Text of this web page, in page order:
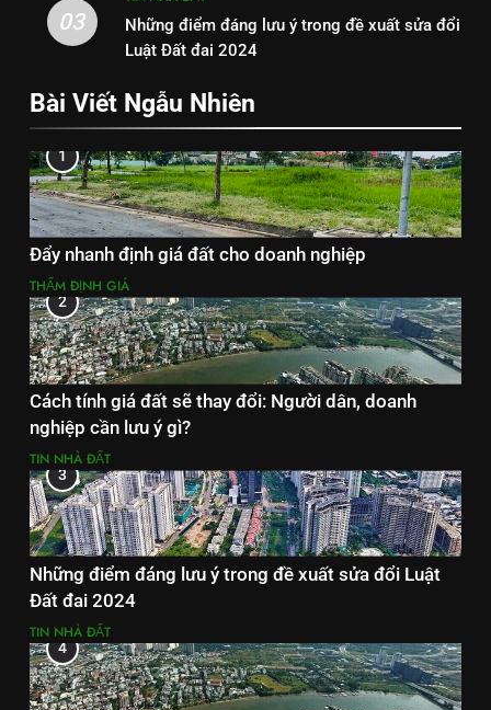
03
Những điểm đáng lưu ý trong đề xuất sửa đổi
Luật Đất đai 2024
Bài Viết Ngẫu Nhiên
1
Đẩy nhanh định giá đất cho doanh nghiệp
THẨM ĐỊNH GIÁ
2
Cách tính giá đất sẽ thay đổi: Người dân, doanh
nghiệp cần lưu ý gì?
TIN NHÀ ĐẤT
3
Những điểm đáng lưu ý trong đề xuất sửa đổi Luật
Đất đai 2024
TIN NHÀ ĐẤT
4